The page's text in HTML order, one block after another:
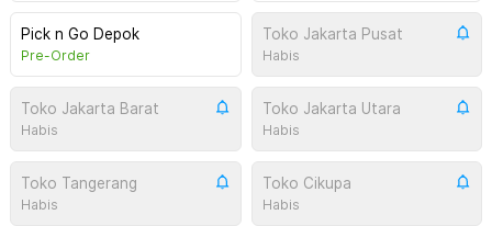
Pick n Go Depok
Pre-Order
Toko Jakarta Pusat
Habis
Toko Jakarta Barat
Habis
Toko Jakarta Utara
Habis
Toko Tangerang
Habis
Toko Cikupa
Habis